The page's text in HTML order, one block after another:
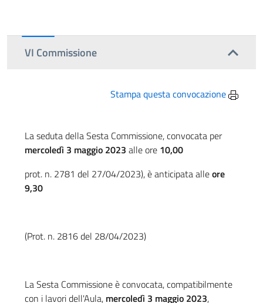
VI Commissione
Stampa questa convocazione
La seduta della Sesta Commissione, convocata per
mercoledì 3 maggio 2023 alle ore 10,00
prot. n. 2781 del 27/04/2023), è anticipata alleore
9,30
(Prot. n. 2816 del 28/04/2023)
La Sesta Commissione è convocata, compatibilmente
con i lavori dell'Aula, mercoledì 3 maggio 2023,